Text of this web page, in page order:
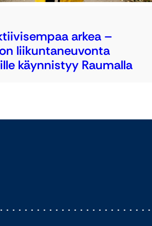
arkea –
liikuntaneuvonta
käynnistyy Raumalla